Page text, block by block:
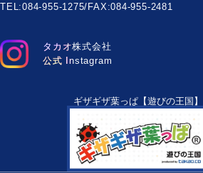
タカオ株式会社
公式 Instagram
TEL:084-955-1275/FAX:084-955-2481
ギザギザ葉っぱ【遊びの王国】